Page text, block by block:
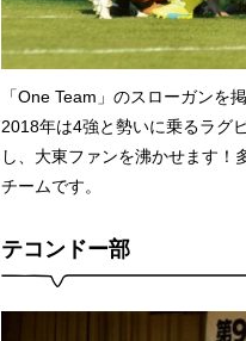
「One Team」のスローガンを
2018年は4強と勢いに乗るラグ
し、大東ファンを沸かせます！
チームです。
テコンドー部